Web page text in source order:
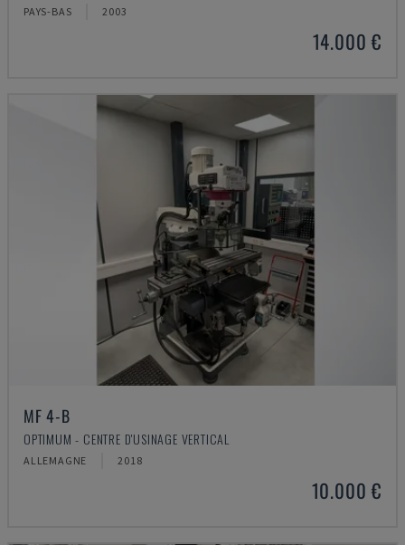
PAYS-BAS 2003
14.000 €
MF 4-B
OPTIMUM - CENTRE D'USINAGE VERTICAL
ALLEMAGNE 2018
10.000 €